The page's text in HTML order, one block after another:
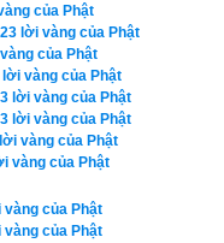
của Phật
lời vàng của Phật
của Phật
lời vàng của Phật
lời vàng của Phật
lời vàng của Phật
vàng của Phật
vàng của Phật
vàng của Phật
vàng của Phật